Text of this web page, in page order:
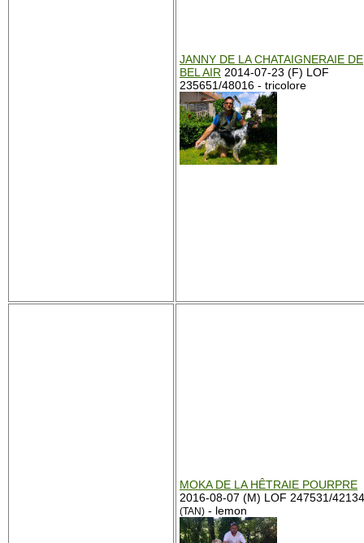
JANNY DE LA CHATAIGNERAIE DE
BEL AIR 2014-07-23 (F) LOF
235651/48016 - tricolore
MOKA DE LA HÊTRAIE POURPRE
2016-08-07 (M) LOF 247531/42134
(TAN) - lemon